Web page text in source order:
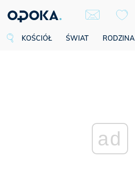
KOŚCIÓŁ ŚWIAT RODZINA
ad